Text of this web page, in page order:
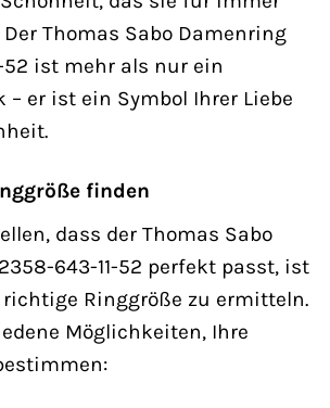
Thomas Sabo Damenring
52 ist mehr als nur ein
er ist ein Symbol Ihrer Liebe
finden
dass der Thomas Sabo
643-11-52 perfekt passt, ist
Ringgröße zu ermitteln.
Möglichkeiten, Ihre